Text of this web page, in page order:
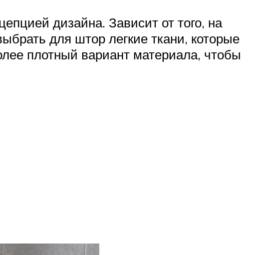
дизайна. Зависит от того, на
для штор легкие ткани, которые
плотный вариант материала, чтобы